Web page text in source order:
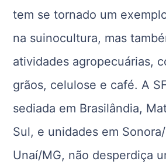
tem se tornado um
na suinocultura, mas
atividades agropecuárias,
grãos, celulose e café. A
sediada em Brasilândia,
Sul, e unidades em
Unaí/MG, não desperdiça